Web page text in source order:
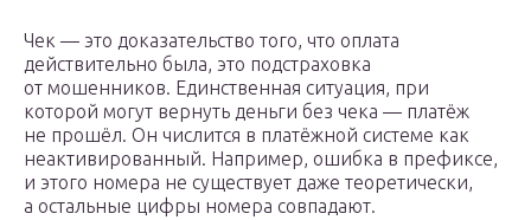
Чек — это доказательство того, что оплата
действительно была, это подстраховка
от мошенников. Единственная ситуация, при
которой могут вернуть деньги без чека — платёж
не прошёл. Он числится в платёжной системе как
неактивированный. Например, ошибка в префиксе,
и этого номера не существует даже теоретически,
а остальные цифры номера совпадают.